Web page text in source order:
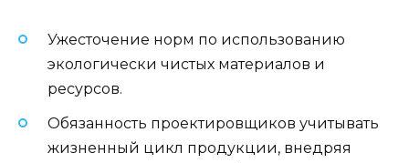
Ужесточение норм по использованию
экологически чистых материалов и
ресурсов.
Обязанность проектировщиков учитывать
жизненный цикл продукции, внедряя